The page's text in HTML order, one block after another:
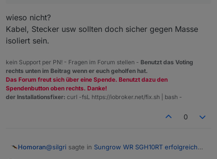
wieso nicht?
Kabel, Stecker usw sollten doch sicher gegen Masse
isoliert sein.
kein Support per PN! - Fragen im Forum stellen - Benutzt das Voting
rechts unten im Beitrag wenn er euch geholfen hat.
Das Forum freut sich über eine Spende. Benutzt dazu den
Spendenbutton oben rechts. Danke!
der Installationsfixer: curl -fsL https://iobroker.net/fix.sh | bash -
0
Homoran@silgri sagte in Sungrow WR SGH10RT erfolgreich